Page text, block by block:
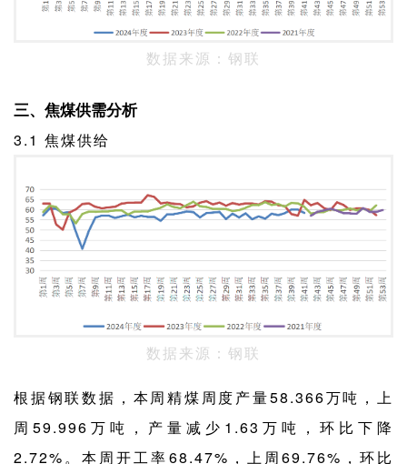
数据来源：钢联
三、焦煤供需分析
3.1 焦煤供给
数据来源：钢联
根据钢联数据，本周精煤周度产量58.366万吨，上
周59.996万吨，产量减少1.63万吨，环比下降
2.72%。本周开工率68.47%，上周69.76%，环比